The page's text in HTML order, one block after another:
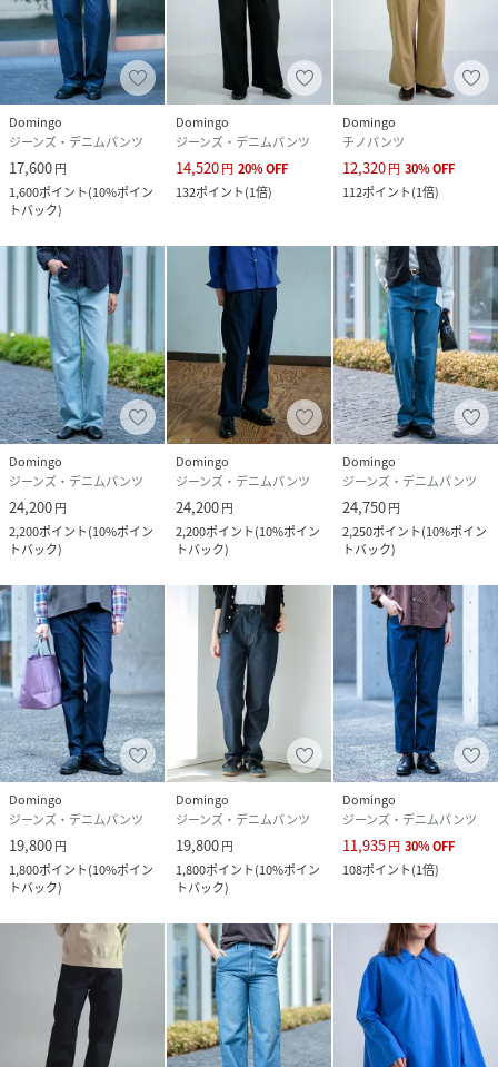
Domingo
ジーンズ・デニムパンツ
17,600円
1,600ポイント(10%ポイン
トバック)
Domingo
ジーンズ・デニムパンツ
14,520円 20%OFF
132ポイント(1倍)
Domingo
チノパンツ
12,320円 30%OFF
112ポイント(1倍)
Domingo
ジーンズ・デニムパンツ
24,200円
2,200ポイント(10%ポイン
トバック)
Domingo
ジーンズ・デニムパンツ
24,200円
2,200ポイント(10%ポイン
トバック)
Domingo
ジーンズ・デニムパンツ
24,750円
2,250ポイント(10%ポイン
トバック)
Domingo
ジーンズ・デニムパンツ
19,800円
1,800ポイント(10%ポイン
トバック)
Domingo
ジーンズ・デニムパンツ
19,800円
1,800ポイント(10%ポイン
トバック)
Domingo
ジーンズ・デニムパンツ
11,935円 30%OFF
108ポイント(1倍)